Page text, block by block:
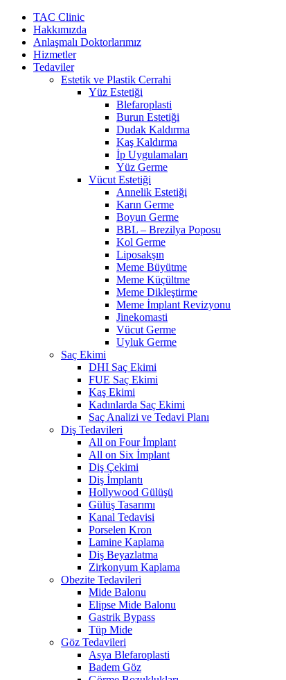
İçeriğeTAC Clinic
Hakkımızda
Anlaşmalı Doktorlarımız
Hizmetler
Tedaviler
Estetik ve Plastik Cerrahi
Yüz Estetiği
Blefaroplasti
Burun Estetiği
Dudak Kaldırma
Kaş Kaldırma
İp Uygulamaları
Yüz Germe
Vücut Estetiği
Annelik Estetiği
Karın Germe
Boyun Germe
BBL – Brezilya Poposu
Kol Germe
Liposakşın
Meme Büyütme
Meme Küçültme
Meme Dikleştirme
Meme İmplant Revizyonu
Jinekomasti
Vücut Germe
Uyluk Germe
Saç Ekimi
DHI Saç Ekimi
FUE Saç Ekimi
Kaş Ekimi
Kadınlarda Saç Ekimi
Saç Analizi ve Tedavi Planı
Diş Tedavileri
All on Four İmplant
All on Six İmplant
Diş Çekimi
Diş İmplantı
Hollywood Gülüşü
Gülüş Tasarımı
Kanal Tedavisi
Porselen Kron
Lamine Kaplama
Diş Beyazlatma
Zirkonyum Kaplama
Obezite Tedavileri
Mide Balonu
Elipse Mide Balonu
Gastrik Bypass
Tüp Mide
Göz Tedavileri
Asya Blefaroplasti
Badem Göz